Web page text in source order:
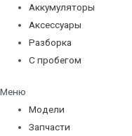
Аккумуляторы
Аксессуары
Разборка
С пробегом
Меню
Модели
Запчасти